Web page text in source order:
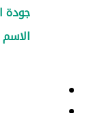
جودة
الاسم